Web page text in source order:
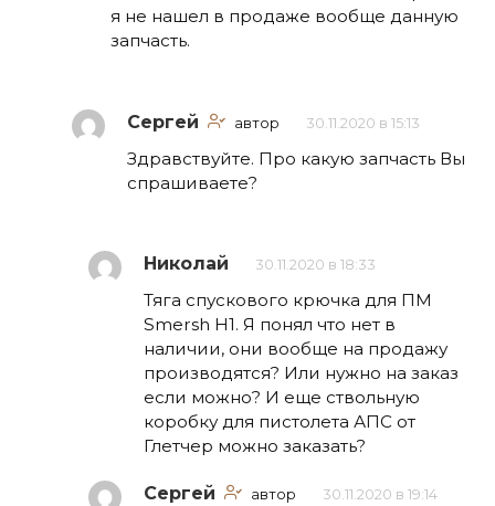
я не нашел в продаже вообще данную
запчасть.
Сергей автор 30.11.2020 в 15:13
Здравствуйте. Про какую запчасть Вы
спрашиваете?
Николай 30.11.2020 в 18:33
Тяга спускового крючка для ПМ
Smersh H1. Я понял что нет в
наличии, они вообще на продажу
производятся? Или нужно на заказ
если можно? И еще ствольную
коробку для пистолета АПС от
Глетчер можно заказать?
Сергей автор 30.11.2020 в 19:14